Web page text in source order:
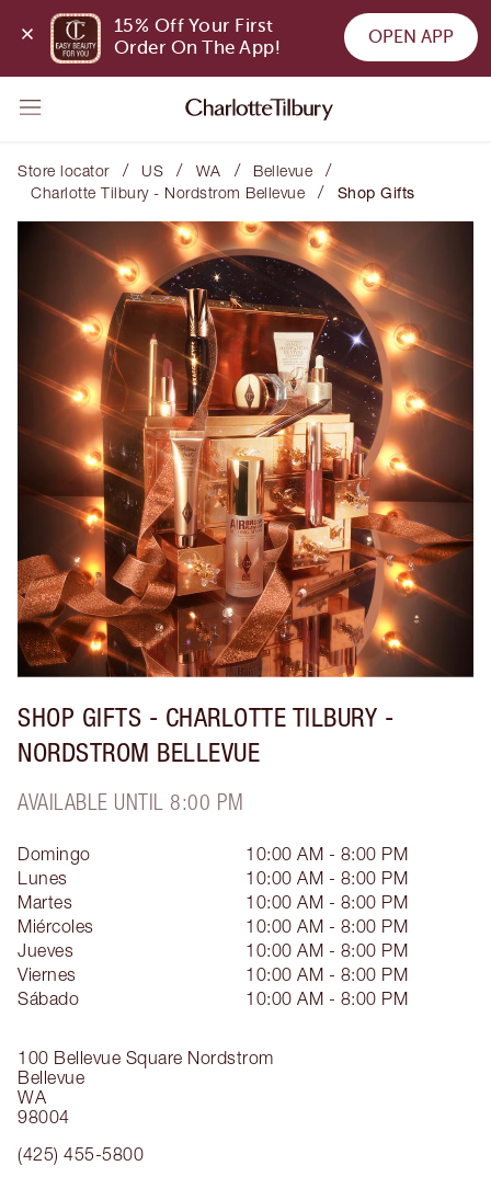
15% Off Your First
Order On The App!
OPEN APP
Store locator / US / WA / Bellevue /
Charlotte Tilbury - Nordstrom Bellevue / Shop Gifts
SHOP GIFTS - CHARLOTTE TILBURY -
NORDSTROM BELLEVUE
AVAILABLE UNTIL 8:00 PM
100 Bellevue Square Nordstrom
Bellevue
WA
98004
(425) 455-5800
Domingo
10:00 AM - 8:00 PM
Lunes
10:00 AM - 8:00 PM
Martes
10:00 AM - 8:00 PM
Miércoles
10:00 AM - 8:00 PM
Jueves
10:00 AM - 8:00 PM
Viernes
10:00 AM - 8:00 PM
Sábado
10:00 AM - 8:00 PM